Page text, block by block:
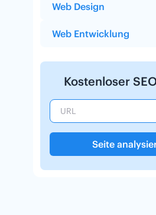
Web Design
Web Entwicklung
Kostenloser
Seite